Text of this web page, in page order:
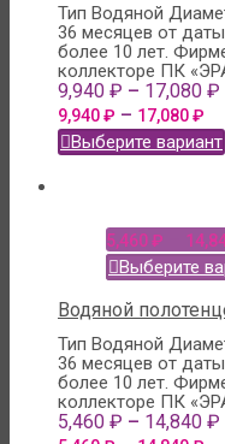
Тип Водяной
36 месяцев от
более 10 лет.
коллекторе ПК
9,940 ₽ – 17,080 ₽
9,940₽ – 17,080₽
Выберите вариант
5,460₽
Выберите
Водяной
Тип Водяной
36 месяцев от
более 10 лет.
коллекторе ПК
5,460 ₽ – 14,840 ₽